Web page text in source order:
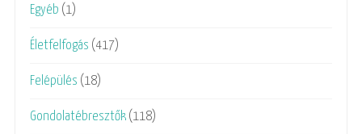
Egyéb (1)
Életfelfogás (417)
Felépülés (18)
Gondolatébresztők (118)